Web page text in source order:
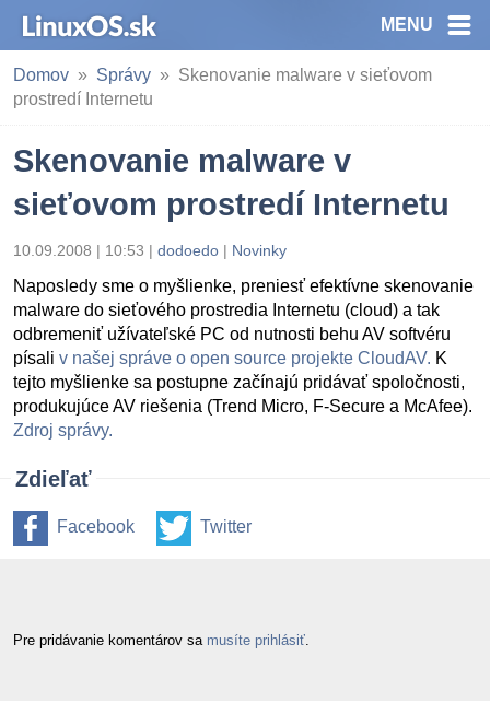
MENU
Domov Správy
Skenovanie malware v sieťovom
prostredí Internetu
Skenovanie malware v
sieťovom prostredí Internetu
10.09.2008 | 10:53 | dodoedo | Novinky
Naposledy sme o myšlienke, preniesť efektívne skenovanie
malware do sieťového prostredia Internetu (cloud) a tak
odbremeniť užívateľské PC od nutnosti behu AV softvéru
písali v našej správe o open source projekte CloudAV. K
tejto myšlienke sa postupne začínajú pridávať spoločnosti,
produkujúce AV riešenia (Trend Micro, F-Secure a McAfee).
Zdroj správy.
Zdieľať
Facebook Twitter
Pre pridávanie komentárov sa musíte prihlásiť